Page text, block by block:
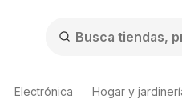
Electrónica Hogar y